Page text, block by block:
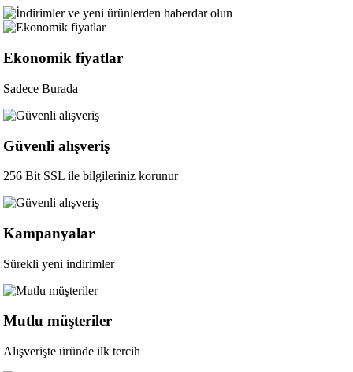
Ekonomik fiyatlar
Sadece Burada
Güvenli alışveriş
256 Bit SSL ile bilgileriniz korunur
Kampanyalar
Sürekli yeni indirimler
Mutlu müşteriler
Alışverişte üründe ilk tercih